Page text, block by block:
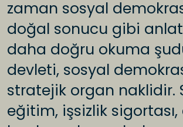
zaman sosyal
doğal sonucu gibi
daha doğru okuma
devleti, sosyal
stratejik organ naklidir.
eğitim, işsizlik